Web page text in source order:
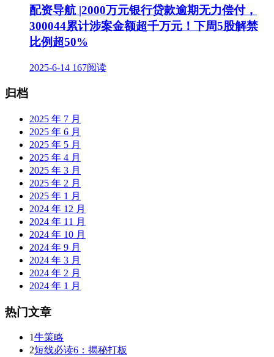
配资导航 |2000万元银行贷款逾期无力偿付，
300044累计涉案金额超千万元！下周5股解禁
比例超50%
2025-6-14 167阅读
归档
2025 年 7 月
2025 年 6 月
2025 年 5 月
2025 年 4 月
2025 年 3 月
2025 年 2 月
2025 年 1 月
2024 年 12 月
2024 年 11 月
2024 年 10 月
2024 年 9 月
2024 年 3 月
2024 年 2 月
2024 年 1 月
热门文章
1牛策略
2短线必读6：揭秘打板